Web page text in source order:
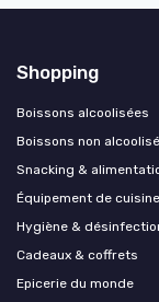
Shopping
Boissons alcoolisées
Boissons non
Snacking &
Équipement de cuisine
Hygiène &
Cadeaux & coffrets
Epicerie du monde